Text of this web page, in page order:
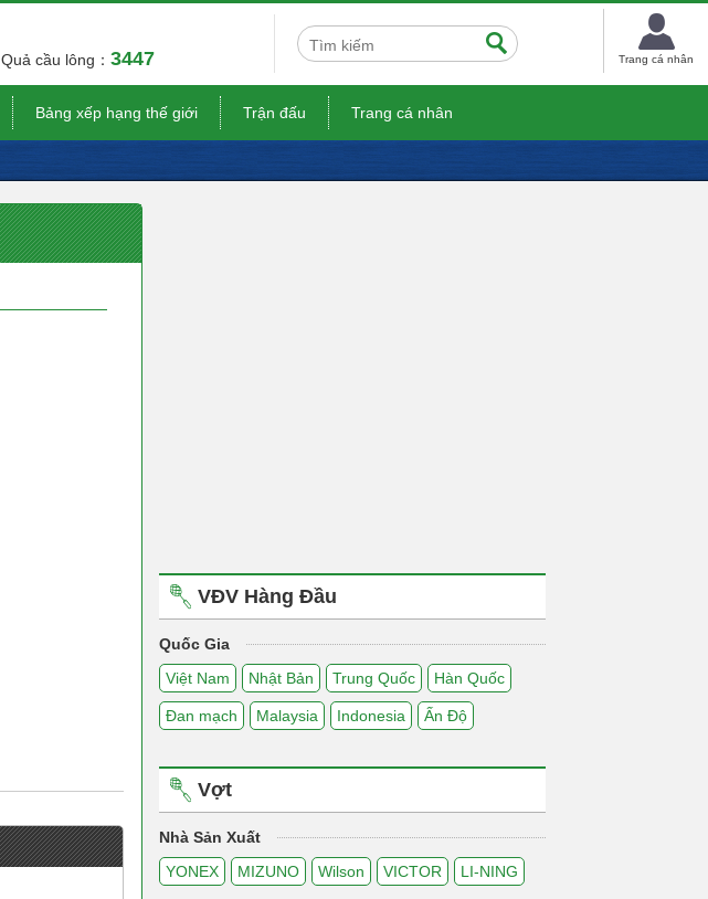
Quả cầu lông： 3447 Trang cá nhân
Bảng xếp hạng thế giới Trận đấu Trang cá nhân
VĐV Hàng Đầu
Quốc Gia
Việt Nam
Nhật Bản Trung Quốc Hàn Quốc
Đan mạch Malaysia Indonesia Ấn Độ
Vợt
Nhà Sản Xuất
YONEX
MIZUNO Wilson VICTOR LI-NING